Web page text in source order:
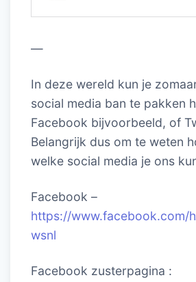
—
In deze wereld kun je
social media ban te pakken
Facebook bijvoorbeeld, of
Belangrijk dus om te weten
welke social media je ons
Facebook –
https://www.facebook.com/
wsnl
Facebook zusterpagina :